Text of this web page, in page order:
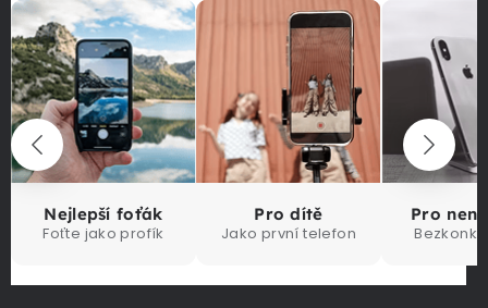
Nejlepší foťák
Foťte jako profík
Pro dítě
Jako první telefon
Pro